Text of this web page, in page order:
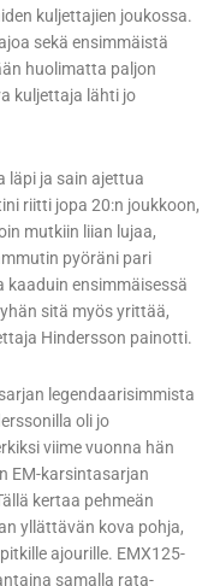
kuljettajien joukossa.
sekä ensimmäistä
huolimatta paljon
kuljettaja lähti jo
läpi ja sain ajettua
riitti jopa 20:n joukkoon,
mutkiin liian lujaa,
pyöräni pari
kaaduin ensimmäisessä
sitä myös yrittää,
Hindersson painotti.
legendaarisimmista
oli jo
viime vuonna hän
EM-karsintasarjan
kertaa pehmeän
yllättävän kova pohja,
ajourille. EMX125-
samalla rata-